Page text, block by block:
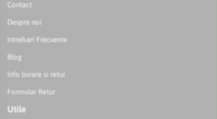
Contact
Despre noi
Intrebari Frecvente
Blog
Info livrare si retur
Formular Retur
Utile